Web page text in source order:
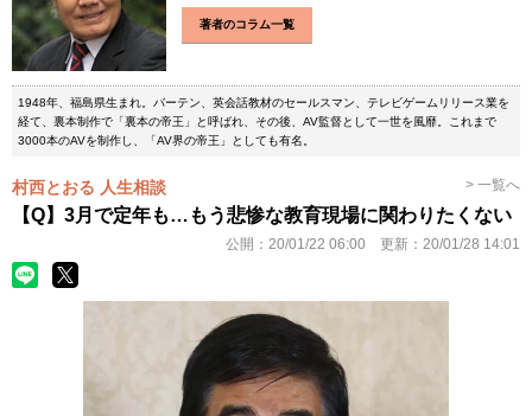
著者のコラム一覧
1948年、福島県生まれ。バーテン、英会話教材のセールスマン、テレビゲームリリース業を
経て、裏本制作で「裏本の帝王」と呼ばれ、その後、AV監督として一世を風靡。これまで
3000本のAVを制作し、「AV界の帝王」としても有名。
村西とおる 人生相談 > 一覧へ
【Q】3月で定年も…もう悲惨な教育現場に関わりたくない
公開： 20/01/22 06:00 更新： 20/01/28 14:01